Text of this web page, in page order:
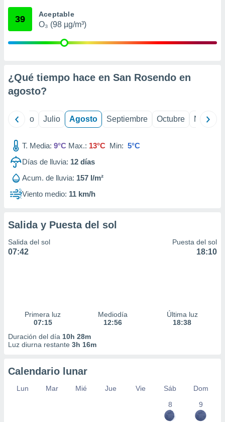
mediante
publicidad
1199
39 Aceptable
O₃ (98 µg/m³)
¿Qué tiempo hace en San Rosendo en
agosto?
Junio Julio Agosto Septiembre Octubre
T. Media: 9°C Max.: 13°C Min: 5°C
Días de lluvia: 12 días
Acum. de lluvia: 157 l/m²
Viento medio: 11 km/h
Salida y Puesta del sol
Salida del sol
07:42
Puesta del sol
18:10
Primera luz
07:15
Mediodía
12:56
Última luz
18:38
Duración del día 10h 28m
Luz diurna restante 3h 16m
Calendario lunar
Lun Mar Mié Jue Vie Sáb
Dom
8
9